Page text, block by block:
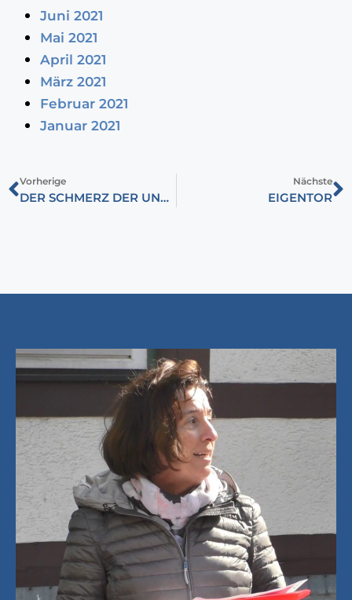
Juni 2021
Mai 2021
April 2021
März 2021
Februar 2021
Januar 2021
Vorherige
DER SCHMERZ DER UNGARN
Nächste
EIGENTOR